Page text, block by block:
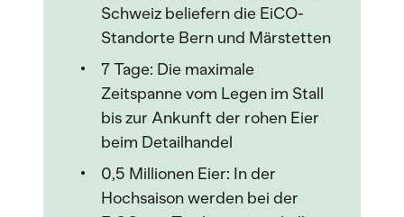
Schweiz beliefern die EiCO-
Standorte Bern und Märstetten
7 Tage: Die maximale
Zeitspanne vom Legen im Stall
bis zur Ankunft der rohen Eier
beim Detailhandel
0,5 Millionen Eier: In der
Hochsaison werden bei der